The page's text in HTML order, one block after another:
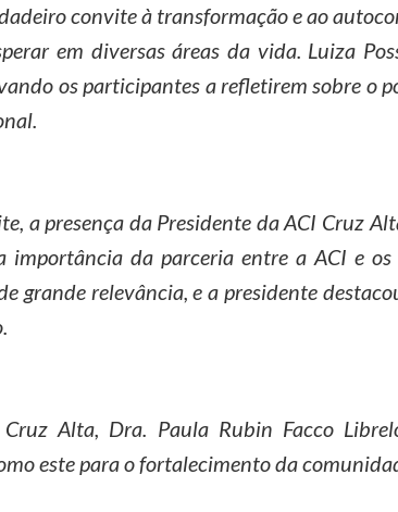
convite à transformação e ao
em diversas áreas da vida. Luiza
os participantes a refletirem sobre o
a presença da Presidente da ACI Cruz
importância da parceria entre a ACI e
grande relevância, e a presidente
Alta, Dra. Paula Rubin Facco
este para o fortalecimento da